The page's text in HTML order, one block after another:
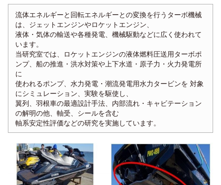
流体エネルギーと回転エネルギーとの変換を行うターボ機械
は、ジェットエンジンやロケットエンジン、
液体・気体の輸送や各種発電、機械駆動などに広く使われて
います。
当研究室では、ロケットエンジンの液体燃料圧送用ターボポ
ンプ、船の推進・洪水対策や上下水道・原子力・火力発電所
に
使われるポンプ、水力発電・潮流発電用水力タービンを 対象
にシミュレーション、実験を駆使し、
翼列、羽根車の最適設計手法、内部流れ・キャビテーション
の解明の他、軸受、シールを含む
軸系安定性評価などの研究を実施しています。